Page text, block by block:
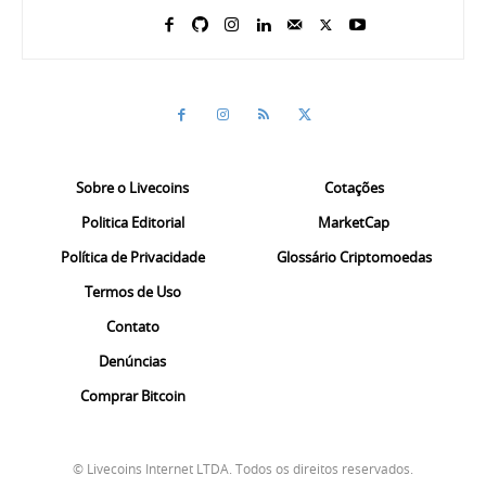
Sobre o Livecoins
Politica Editorial
Política de Privacidade
Termos de Uso
Contato
Denúncias
Comprar Bitcoin
Cotações
MarketCap
Glossário Criptomoedas
© Livecoins Internet LTDA. Todos os direitos reservados.